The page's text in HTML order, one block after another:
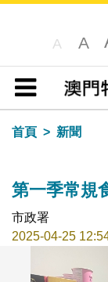
A A
目錄
首頁
新聞
第一季常規
市政署
2025-04-25